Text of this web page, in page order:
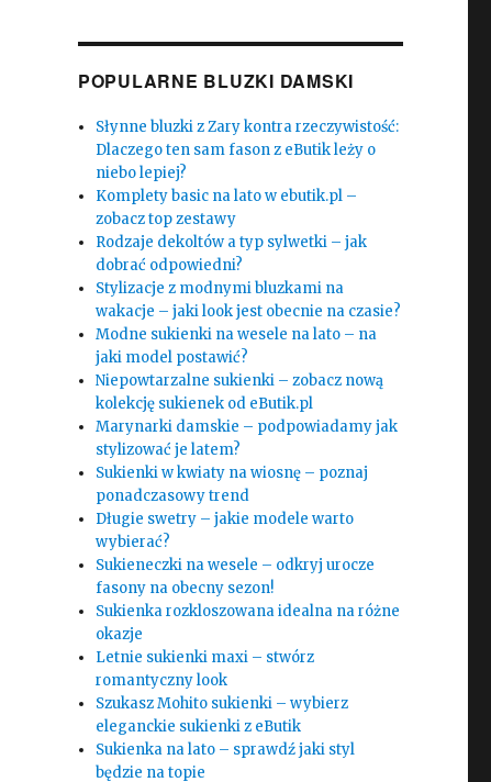
POPULARNE BLUZKI DAMSKI
Słynne bluzki z Zary kontra rzeczywistość:
Dlaczego ten sam fason z eButik leży o
niebo lepiej?
Komplety basic na lato w ebutik.pl –
zobacz top zestawy
Rodzaje dekoltów a typ sylwetki – jak
dobrać odpowiedni?
Stylizacje z modnymi bluzkami na
wakacje – jaki look jest obecnie na czasie?
Modne sukienki na wesele na lato – na
jaki model postawić?
Niepowtarzalne sukienki – zobacz nową
kolekcję sukienek od eButik.pl
Marynarki damskie – podpowiadamy jak
stylizować je latem?
Sukienki w kwiaty na wiosnę – poznaj
ponadczasowy trend
Długie swetry – jakie modele warto
wybierać?
Sukieneczki na wesele – odkryj urocze
fasony na obecny sezon!
Sukienka rozkloszowana idealna na różne
okazje
Letnie sukienki maxi – stwórz
romantyczny look
Szukasz Mohito sukienki – wybierz
eleganckie sukienki z eButik
Sukienka na lato – sprawdź jaki styl
będzie na topie